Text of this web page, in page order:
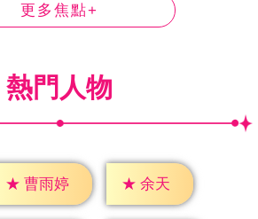
更多焦點+
熱門人物
★ 曹雨婷 ★ 余天